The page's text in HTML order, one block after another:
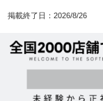
掲載終了日： 2026/8/26